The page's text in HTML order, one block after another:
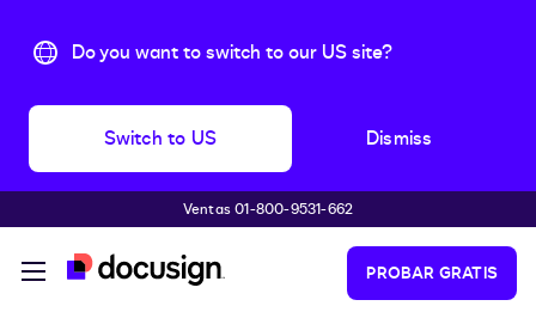
Do you want to switch to our US site?
Switch to US Dismiss
Accede al contenido principalVentas 01-800-9531-662
PROBAR GRATIS